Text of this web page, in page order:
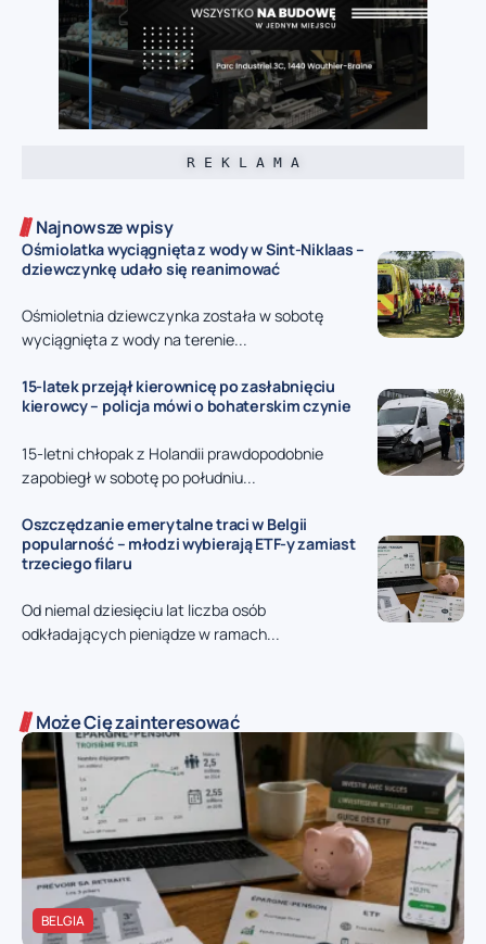
R E K L A M A
Najnowsze wpisy
Ośmiolatka wyciągnięta z wody w Sint-Niklaas –
dziewczynkę udało się reanimować
Ośmioletnia dziewczynka została w sobotę
wyciągnięta z wody na terenie...
15-latek przejął kierownicę po zasłabnięciu
kierowcy – policja mówi o bohaterskim czynie
15-letni chłopak z Holandii prawdopodobnie
zapobiegł w sobotę po południu...
Oszczędzanie emerytalne traci w Belgii
popularność – młodzi wybierają ETF-y zamiast
trzeciego filaru
Od niemal dziesięciu lat liczba osób
odkładających pieniądze w ramach...
Może Cię zainteresować
BELGIA